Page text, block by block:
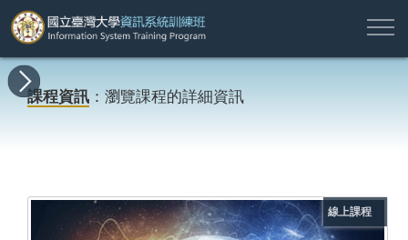
所
有
課
新
消
程
地
資
簡
業
名
名
資
於
本
願
專
註
入
課程資訊 ：瀏覽課程的詳細資訊
線上課程